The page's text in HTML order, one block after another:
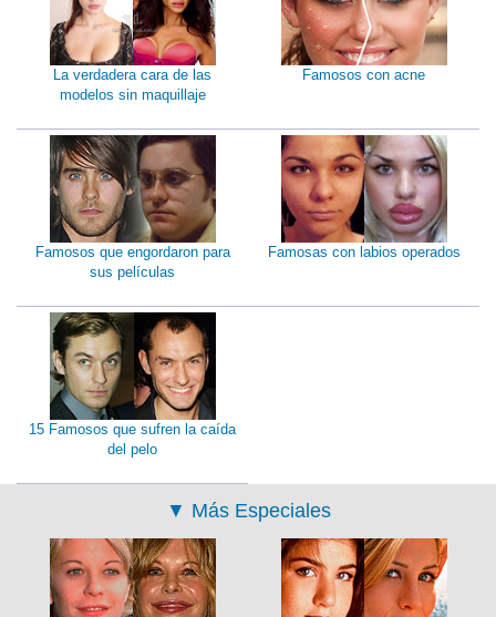
La verdadera cara de las
modelos sin maquillaje
Famosos con acne
Famosos que engordaron para
sus películas
Famosas con labios operados
15 Famosos que sufren la caída
del pelo
▼ Más Especiales